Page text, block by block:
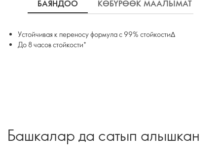
БАЯНДОО КӨБҮРӨӨК МААЛЫМАТ
Устойчивая к переносу формула с 99% стойкостиΔ
До 8 часов стойкости*
Башкалар да сатып алышкан